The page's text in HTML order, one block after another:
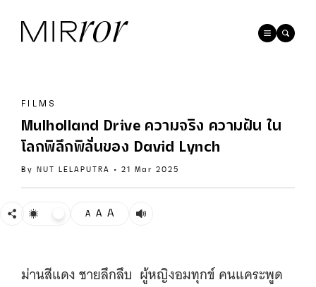
FILMS
Mulholland Drive ความจริง ความฝัน ใน
โลกพิลึกพิลั่นของ David Lynch
By NUT LELAPUTRA • 21 Mar 2025
A A A
ม่านสีแดง ชายลึกลึบ ผู้หญิงอมทุกข์ คนแคระพูด